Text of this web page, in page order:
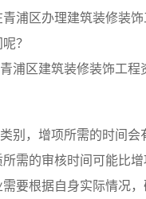
浦区办理建筑装修装
？
浦区建筑装修装饰工程
别，增项所需的时间会
需的审核时间可能比
需要根据自身实际情况